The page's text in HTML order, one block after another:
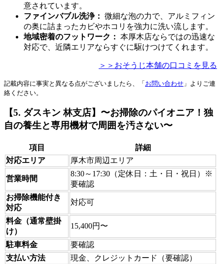
意されています。
ファインバブル洗浄： 微細な泡の力で、アルミフィン
の奥に詰まったカビやホコリを強力に洗い流します。
地域密着のフットワーク： 本厚木店ならではの迅速な
対応で、近隣エリアならすぐに駆けつけてくれます。
＞＞おそうじ本舗の口コミを見る
記載内容に事実と異なる点がございましたら、「 お問い合わせ 」よりご連
絡ください。
【5. ダスキン 林支店】〜お掃除のパイオニア！独
自の養生と専用機材で周囲を汚さない〜
項目
詳細
対応エリア
厚木市周辺エリア
営業時間
8:30～17:30（定休日：土・日・祝日）※
要確認
お掃除機能付き
対応
対応可
料金（通常壁掛
け）
15,400円〜
駐車料金
要確認
支払い方法
現金、クレジットカード（要確認）